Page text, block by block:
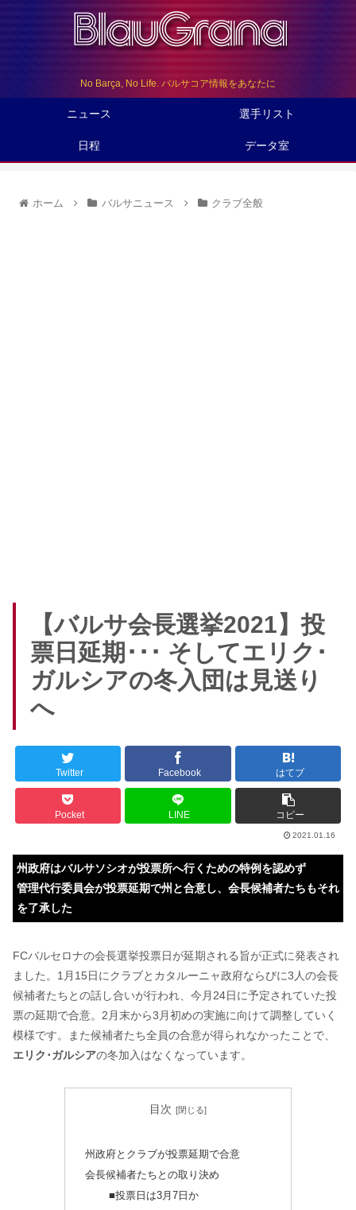
No Barça, No Life. バルサコア情報をあなたに
ニュース 選手リスト
日程 データ室
ホーム バルサニュース クラブ全般
【バルサ会長選挙2021】投
票日延期･･･ そしてエリク･
ガルシアの冬入団は見送り
へ
Twitter Facebook はてブ
Pocket LINE コピー
2021.01.16
州政府はバルサソシオが投票所へ行くための特例を認めず
管理代行委員会が投票延期で州と合意し、会長候補者たちもそれ
を了承した
FCバルセロナの会長選挙投票日が延期される旨が正式に発表され
ました。1月15日にクラブとカタルーニャ政府ならびに3人の会長
候補者たちとの話し合いが行われ、今月24日に予定されていた投
票の延期で合意。2月末から3月初めの実施に向けて調整していく
模様です。また候補者たち全員の合意が得られなかったことで、
エリク･ガルシアの冬加入はなくなっています。
目次
州政府とクラブが投票延期で合意
会長候補者たちとの取り決め
■投票日は3月7日か